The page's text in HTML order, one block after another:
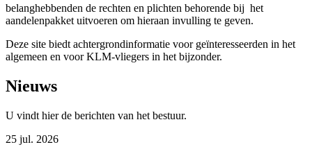
belanghebbenden de rechten en plichten behorende bij het
aandelenpakket uitvoeren om hieraan invulling te geven.
Deze site biedt achtergrondinformatie voor geïnteresseerden in het
algemeen en voor KLM-vliegers in het bijzonder.
Nieuws
U vindt hier de berichten van het bestuur.
25 jul. 2026